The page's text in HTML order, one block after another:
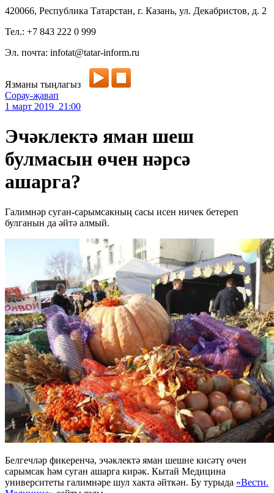
420066, Республика Татарстан, г. Казань, ул. Декабристов, д. 2
Тел.: +7 843 222 0 999
Эл. почта: infotat@tatar-inform.ru
Язманы тыңлагыз
Сорау-җавап
1 март 2019 21:00
Эчәклектә яман шеш
булмасын өчен нәрсә
ашарга?
Галимнәр суган-сарымсакның сасы исен ничек бетереп
булганын да әйтә алмый.
Белгечләр фикеренчә, эчәклектә яман шешне кисәтү өчен
сарымсак һәм суган ашарга кирәк. Кытай Медицина
университеты галимнәре шул хакта әйткән. Бу турыда «Вести.